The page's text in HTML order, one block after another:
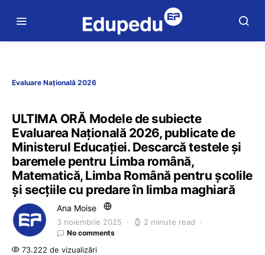
Evaluare Națională 2026
ULTIMA ORĂ Modele de subiecte
Evaluarea Națională 2026, publicate de
Ministerul Educației. Descarcă testele și
baremele pentru Limba română,
Matematică, Limba Română pentru școlile
și secțiile cu predare în limba maghiară
Ana Moise
3 noiembrie 2025 2 minute read
No comments
73.222 de vizualizări